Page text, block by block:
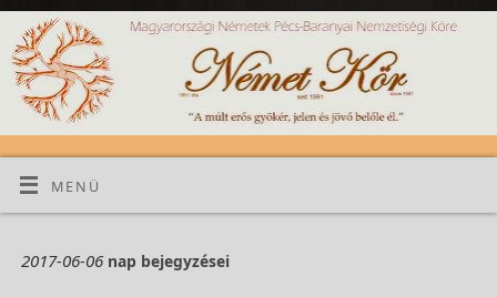
MENÜ
2017-06-06nap bejegyzései